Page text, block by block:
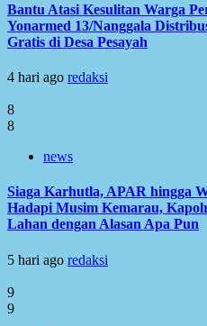
Bantu Atasi Kesulitan Warga
Yonarmed 13/Nanggala
Gratis di Desa Pesayah
4 hari ago redaksi
8
8
news
Siaga Karhutla, APAR hingga
Hadapi Musim Kemarau,
Lahan dengan Alasan Apa Pun
5 hari ago redaksi
9
9